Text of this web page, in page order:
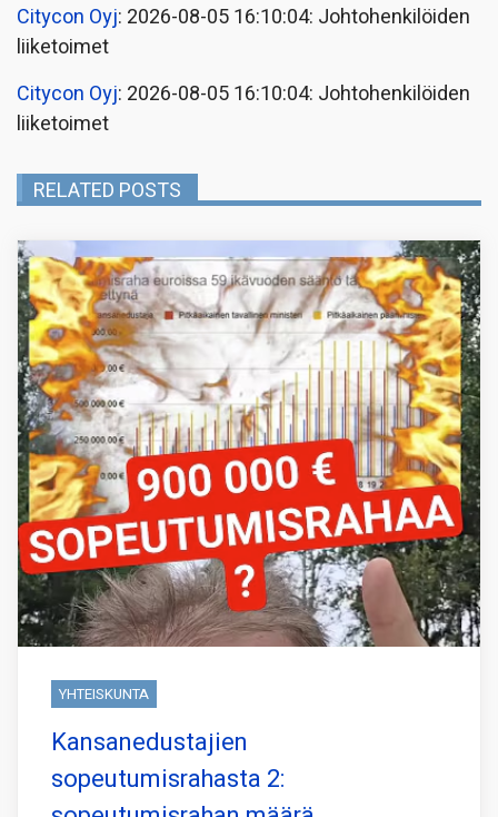
Citycon Oyj: 2026-08-05 16:10:04: Johtohenkilöiden
liiketoimet
Citycon Oyj: 2026-08-05 16:10:04: Johtohenkilöiden
liiketoimet
RELATED POSTS
YHTEISKUNTA
Kansanedustajien
sopeutumisrahasta 2: